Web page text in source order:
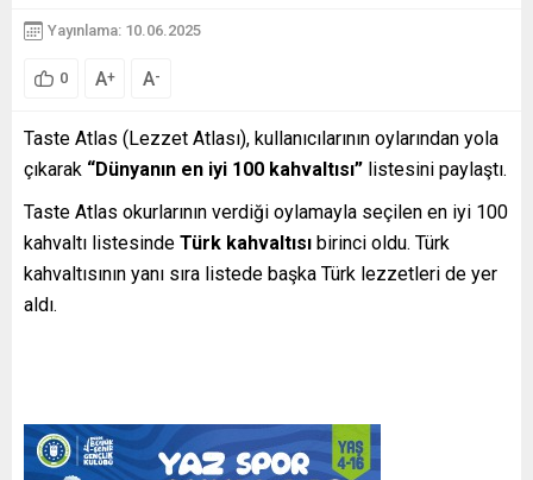
Yayınlama: 10.06.2025
0 A+ A-
Taste Atlas (Lezzet Atlası), kullanıcılarının oylarından yola
çıkarak “Dünyanın en iyi 100 kahvaltısı” listesini paylaştı.
Taste Atlas okurlarının verdiği oylamayla seçilen en iyi 100
kahvaltı listesinde Türk kahvaltısı birinci oldu. Türk
kahvaltısının yanı sıra listede başka Türk lezzetleri de yer
aldı.